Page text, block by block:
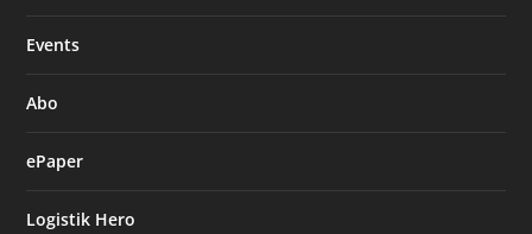
Events
Abo
ePaper
Logistik Hero